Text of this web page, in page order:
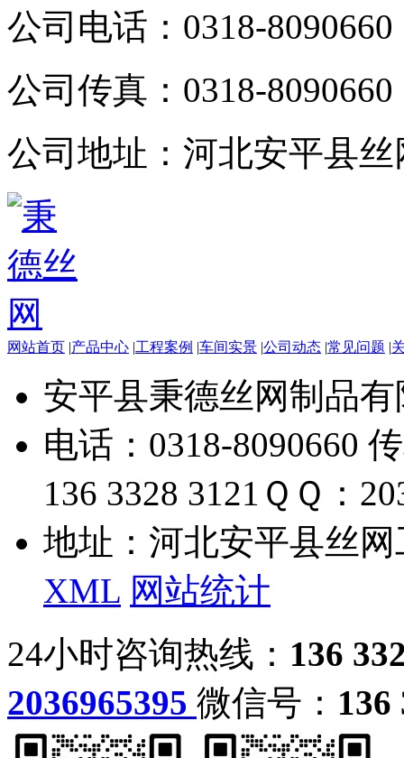
公司电话： 0318-8090660
公司传真： 0318-8090660
公司地址： 河北安平县
网站首页 |产品中心 |工程案例 |车间实景 |公司动态 |常见问题 |
安平县秉德丝网制品
电话：0318-8090660
136 3328 3121 ＱＱ：
地址：河北安平县丝
XML 网站统计
24小时咨询热线： 136
2036965395 微信号： 136